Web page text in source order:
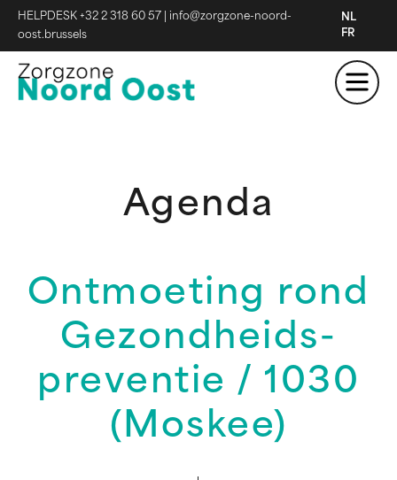
HELPDESK +32 2 318 60 57
info@zorgzone-noord-
oost.brussels
NL
FR
Agenda
Ontmoeting rond
Gezondheids-
preventie / 1030
(Moskee)